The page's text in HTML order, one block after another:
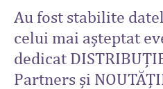
Au fost stabilite
celui mai așteptat
dedicat
Partners și